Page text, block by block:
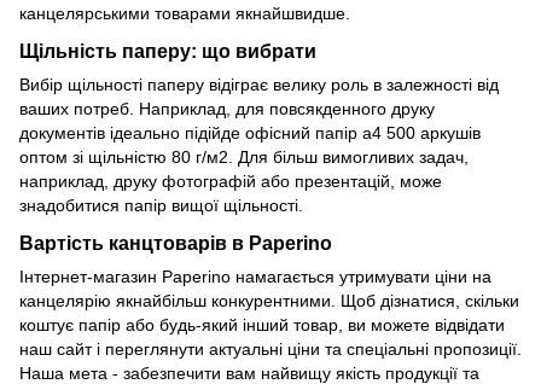
канцелярськими товарами якнайшвидше.
Щільність паперу: що вибрати
Вибір щільності паперу відіграє велику роль в залежності від
ваших потреб. Наприклад, для повсякденного друку
документів ідеально підійде офісний папір а4 500 аркушів
оптом зі щільністю 80 г/м2. Для більш вимогливих задач,
наприклад, друку фотографій або презентацій, може
знадобитися папір вищої щільності.
Вартість канцтоварів в Paperino
Інтернет-магазин Paperino намагається утримувати ціни на
канцелярію якнайбільш конкурентними. Щоб дізнатися, скільки
коштує папір або будь-який інший товар, ви можете відвідати
наш сайт і переглянути актуальні ціни та спеціальні пропозиції.
Наша мета - забезпечити вам найвищу якість продукції та